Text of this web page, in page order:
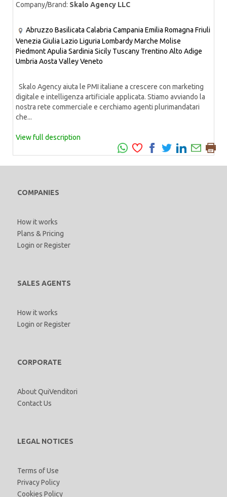
Company/Brand: Skalo Agency LLC
Abruzzo Basilicata Calabria Campania Emilia Romagna Friuli
Venezia Giulia Lazio Liguria LombardyMarche Molise
PiedmontApulia Sardinia Sicily Tuscany Trentino Alto Adige
Umbria Aosta ValleyVeneto
Skalo Agency aiuta le PMI italiane a crescere con marketing
digitale e intelligenza artificiale applicata. Stiamo avviando la
nostra rete commerciale e cerchiamo agenti plurimandatari
che...
View full description
COMPANIES
How it works
Plans & Pricing
Login orRegister
SALES AGENTS
How it works
Login orRegister
CORPORATE
About QuiVenditori
Contact Us
LEGAL NOTICES
Terms of Use
Privacy Policy
Cookies Policy